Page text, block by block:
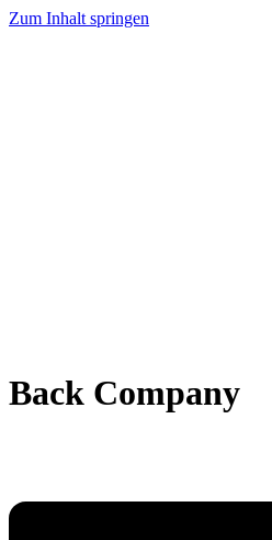
Zum Inhalt springen
Back Company